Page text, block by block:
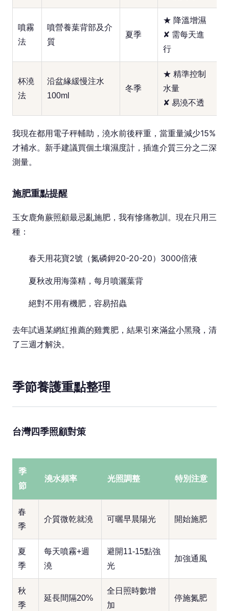
噴霧
法
噴營養葉背部及介
質
夏季
★ 降溫增濕
✘ 需每天進
行
杯澆
法
沿盆緣緩慢注水
100ml
冬季
★ 精準控制
水量
✘ 易澆不透
我現在都用電子秤輔助，澆水前後秤重，當重量減少15%
才補水。新手建議買個土壤濕度計，插進介質三分之二深
測量。
施肥重點提醒
玉女鹿角蕨照顧最忌亂施肥，我有慘痛教訓。現在只用三
種：
春天用花寶2號（氮磷鉀20-20-20）3000倍液
夏秋改用海藻精，每月噴灑葉背
絕對不用有機肥，容易招蟲
去年試過某網紅推薦的雞糞肥，結果引來滿盆小黑飛，清
了三週才解決。
季節養護重點整理
台灣四季照顧對策
季
節
澆水頻率 光照調整 特別注意
春
季
介質微乾就澆 可曬早晨陽光 開始施肥
夏
季
每天噴霧+週
澆
避開11-15點強
光
加強通風
秋
季
延長間隔20%
全日照時數增
加
停施氮肥